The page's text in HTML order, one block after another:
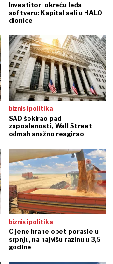
Investitori okreću leđa
softveru: Kapital seli u HALO
dionice
biznis i politika
SAD šokirao pad
zaposlenosti, Wall Street
odmah snažno reagirao
biznis i politika
Cijene hrane opet porasle u
srpnju, na najvišu razinu u 3,5
godine